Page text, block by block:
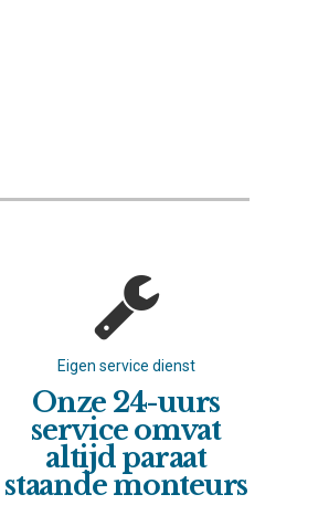
Eigen service dienst
Onze 24-uurs
service omvat
altijd paraat
staande monteurs